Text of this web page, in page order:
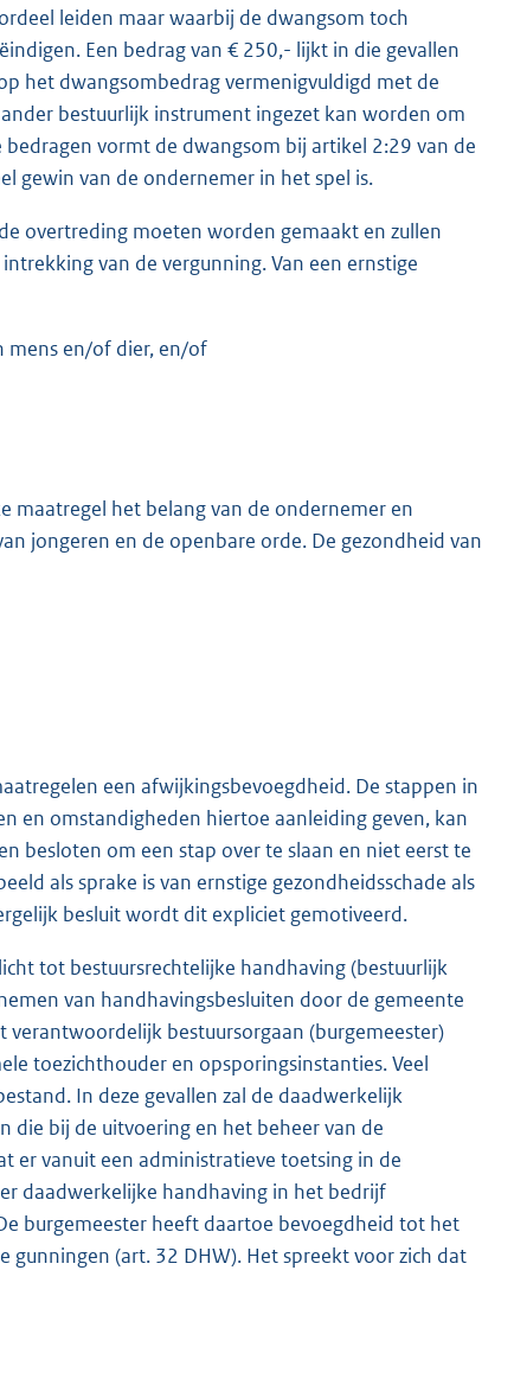
leiden maar waarbij de dwangsom toch
Een bedrag van € 250,- lijkt in die gevallen
het dwangsombedrag vermenigvuldigd met de
bestuurlijk instrument ingezet kan worden om
vormt de dwangsom bij artikel 2:29 van de
gewin van de ondernemer in het spel is.
overtreding moeten worden gemaakt en zullen
van de vergunning. Van een ernstige
mens en/of dier, en/of
maatregel het belang van de ondernemer en
jongeren en de openbare orde. De gezondheid van
een afwijkingsbevoegdheid. De stappen in
en omstandigheden hiertoe aanleiding geven, kan
besloten om een stap over te slaan en niet eerst te
als sprake is van ernstige gezondheidsschade als
besluit wordt dit expliciet gemotiveerd.
tot bestuursrechtelijke handhaving (bestuurlijk
van handhavingsbesluiten door de gemeente
verantwoordelijk bestuursorgaan (burgemeester)
toezichthouder en opsporingsinstanties. Veel
In deze gevallen zal de daadwerkelijk
die bij de uitvoering en het beheer van de
er vanuit een administratieve toetsing in de
daadwerkelijke handhaving in het bedrijf
burgemeester heeft daartoe bevoegdheid tot het
(art. 32 DHW). Het spreekt voor zich dat